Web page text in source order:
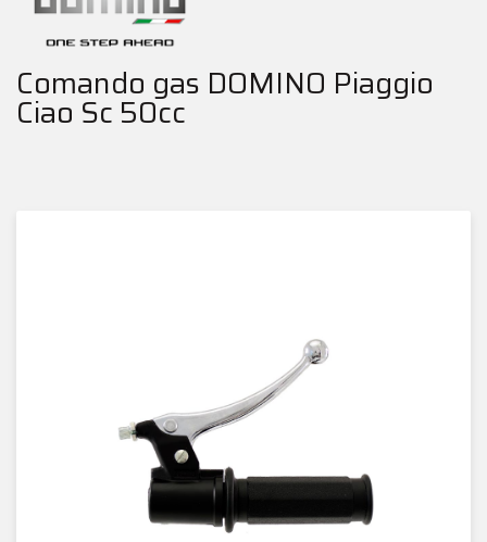
Comando gas DOMINO Piaggio
Ciao Sc 50cc